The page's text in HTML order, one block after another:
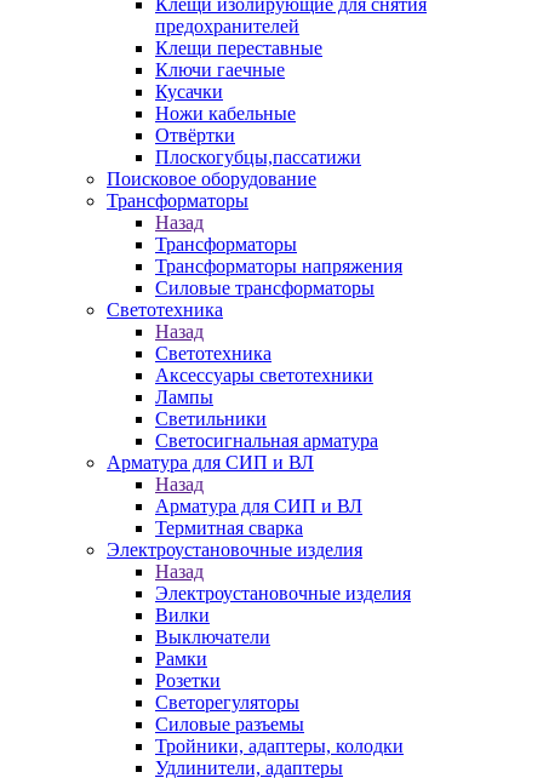
Клещи изолирующие для снятия
предохранителей
Клещи переставные
Ключи гаечные
Кусачки
Ножи кабельные
Отвёртки
Плоскогубцы,пассатижи
Поисковое оборудование
Трансформаторы
Назад
Трансформаторы
Трансформаторы напряжения
Силовые трансформаторы
Светотехника
Назад
Светотехника
Аксессуары светотехники
Лампы
Светильники
Светосигнальная арматура
Арматура для СИП и ВЛ
Назад
Арматура для СИП и ВЛ
Термитная сварка
Электроустановочные изделия
Назад
Электроустановочные изделия
Вилки
Выключатели
Рамки
Розетки
Светорегуляторы
Силовые разъемы
Тройники, адаптеры, колодки
Удлинители, адаптеры